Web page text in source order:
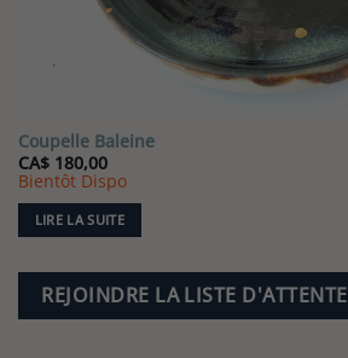
Coupelle Baleine
CA$180,00
Bientôt Dispo
LIRE LA SUITE
REJOINDRE LA LISTE D'ATTENTE